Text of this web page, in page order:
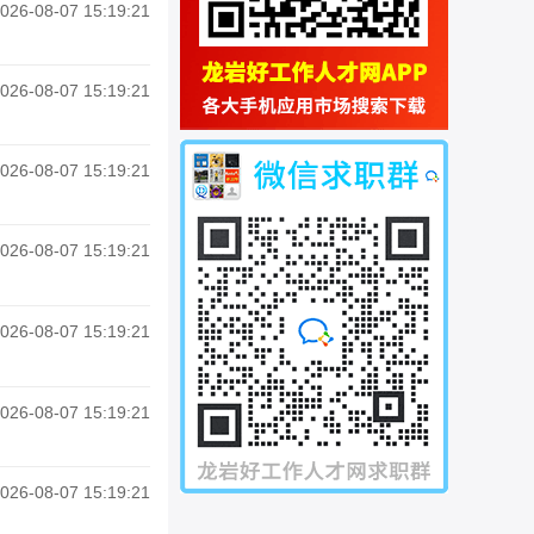
08-07 15:19:21
08-07 15:19:21
08-07 15:19:21
08-07 15:19:21
08-07 15:19:21
08-07 15:19:21
08-07 15:19:21